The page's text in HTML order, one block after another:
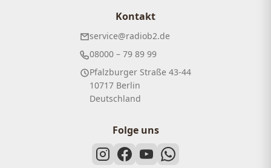
Kontakt
service@radiob2.de
08000 – 79 89 99
Pfalzburger Straße 43-44
10717 Berlin
Deutschland
Folge uns